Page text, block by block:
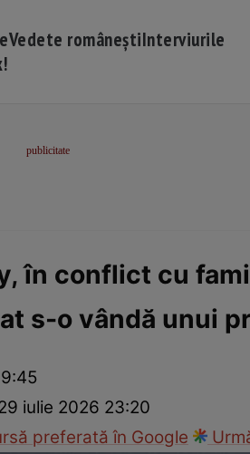
Vedete româneștiInterviurile
în conflict cu
s-o vândă unui
iulie 2026 23:20
preferată în Google